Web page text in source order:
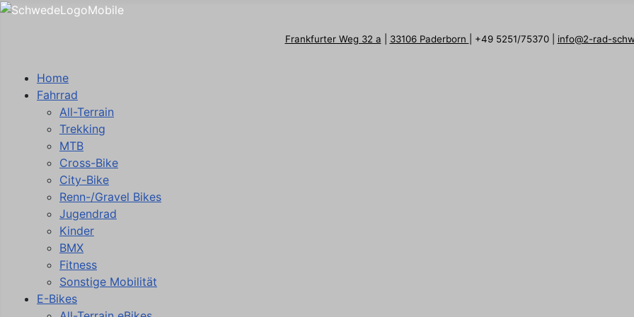
Frankfurter Weg 32 a 33106 Paderborn | +49 5251/75370 | info@2-rad-
Home
Fahrrad
All-Terrain
Trekking
MTB
Cross-Bike
City-Bike
Renn-/Gravel Bikes
Jugendrad
Kinder
BMX
Fitness
Sonstige Mobilität
E-Bikes